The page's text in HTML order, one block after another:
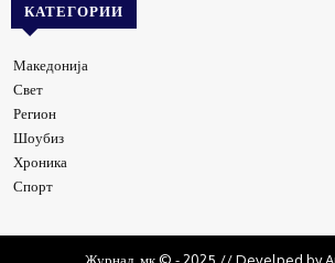
КАТЕГОРИИ
Македонија
Свет
Регион
Шоубиз
Хроника
Спорт